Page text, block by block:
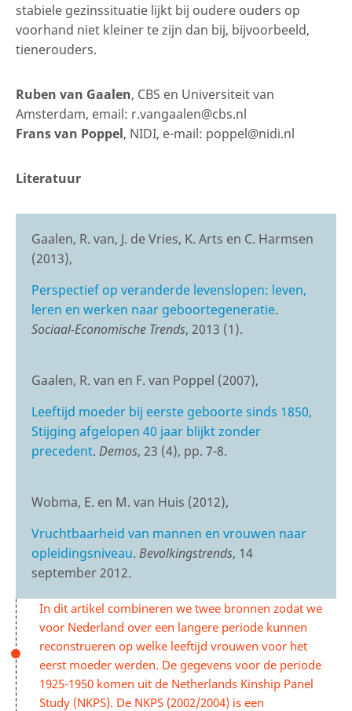
stabiele gezinssituatie lijkt bij oudere ouders op
voorhand niet kleiner te zijn dan bij, bijvoorbeeld,
tienerouders.
Ruben van Gaalen, CBS en Universiteit van
Amsterdam, email: r.vangaalen@cbs.nl
Frans van Poppel, NIDI, e-mail: poppel@nidi.nl
Literatuur
Gaalen, R. van, J. de Vries, K. Arts en C. Harmsen
(2013),
Perspectief op veranderde levenslopen: leven,
leren en werken naar geboortegeneratie.
Sociaal-Economische Trends, 2013 (1).
Gaalen, R. van en F. van Poppel (2007),
Leeftijd moeder bij eerste geboorte sinds 1850,
Stijging afgelopen 40 jaar blijkt zonder
precedent. Demos, 23 (4), pp. 7-8.
Wobma, E. en M. van Huis (2012),
Vruchtbaarheid van mannen en vrouwen naar
opleidingsniveau. Bevolkingstrends, 14
september 2012.
In dit artikel combineren we twee bronnen zodat we
voor Nederland over een langere periode kunnen
reconstrueren op welke leeftijd vrouwen voor het
eerst moeder werden. De gegevens voor de periode
1925-1950 komen uit de Netherlands Kinship Panel
Study (NKPS). De NKPS (2002/2004) is een